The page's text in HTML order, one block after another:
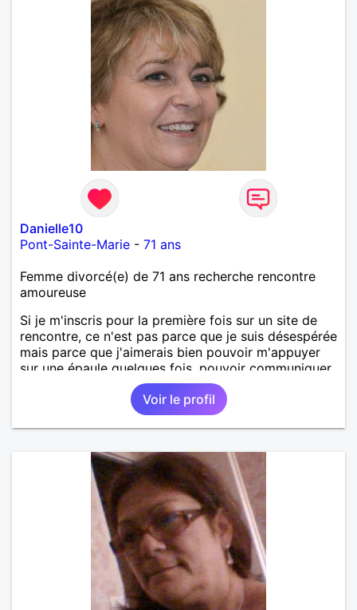
Danielle10
Pont-Sainte-Marie - 71 ans
Femme divorcé(e) de 71 ans recherche rencontre
amoureuse
Si je m'inscris pour la première fois sur un site de
rencontre, ce n'est pas parce que je suis désespérée
mais parce que j'aimerais bien pouvoir m'appuyer
sur une épaule quelques fois, pouvoir communiquer
dans la complicité avec un homme seul qui serait
aussi franc, sincère, naturel que je le suis.
Voir le profil